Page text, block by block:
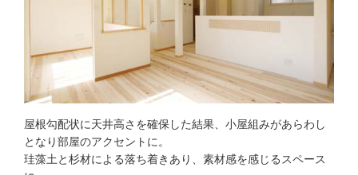
屋根勾配状に天井高さを確保した結果、小屋組みがあらわし
となり部屋のアクセントに。
珪藻土と杉材による落ち着きあり、素材感を感じるスペース